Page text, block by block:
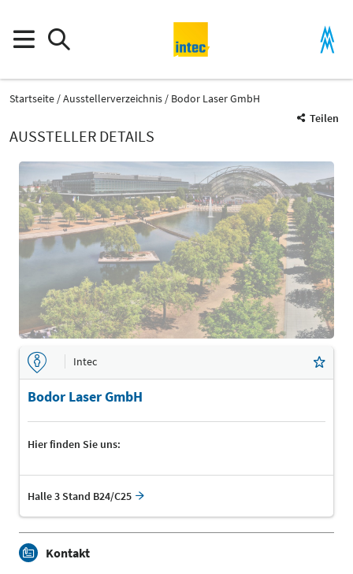
Startseite Ausstellerverzeichnis
Bodor Laser GmbH
Teilen
AUSSTELLER DETAILS
Intec
Bodor Laser GmbH
Hier finden Sie uns:
Halle 3 Stand B24/C25
Kontakt